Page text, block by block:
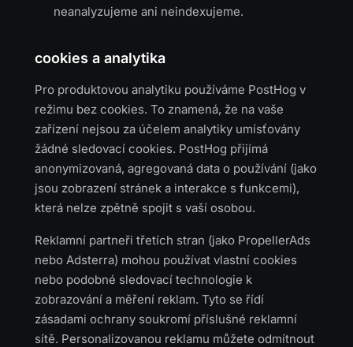
neanalyzujeme ani neindexujeme.
cookies a analytika
Pro produktovou analytiku používáme PostHog v
režimu bez cookies. To znamená, že na vaše
zařízení nejsou za účelem analytiky umísťovány
žádné sledovací cookies. PostHog přijímá
anonymizovaná, agregovaná data o používání (jako
jsou zobrazení stránek a interakce s funkcemi),
která nelze zpětně spojit s vaší osobou.
Reklamní partneři třetích stran (jako PropellerAds
nebo Adsterra) mohou používat vlastní cookies
nebo podobné sledovací technologie k
zobrazování a měření reklam. Tyto se řídí
zásadami ochrany soukromí příslušné reklamní
sítě. Personalizovanou reklamu můžete odmítnout